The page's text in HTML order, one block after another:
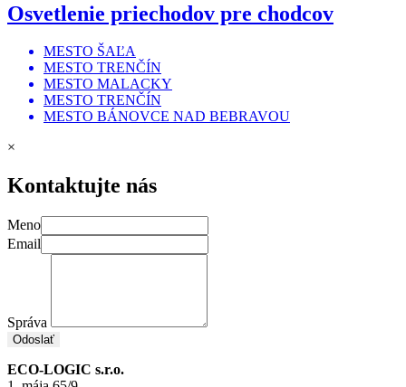
Osvetlenie priechodov pre chodcov
MESTO ŠAĽA
MESTO TRENČÍN
MESTO MALACKY
MESTO TRENČÍN
MESTO BÁNOVCE NAD BEBRAVOU
×
Kontaktujte nás
Meno
Email
Správa
Odoslať
ECO-LOGIC s.r.o.